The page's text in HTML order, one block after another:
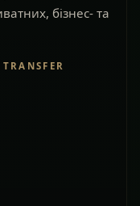
бізнес- та